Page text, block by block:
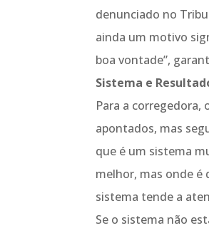
denunciado no
ainda um motivo
boa vontade”,
Sistema e
Para a corregedora,
apontados, mas
que é um sistema
melhor, mas onde é
sistema tende a
Se o sistema não